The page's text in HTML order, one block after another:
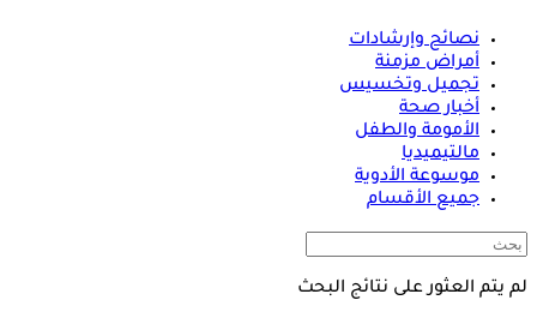
نصائح وإرشادات
أمراض مزمنة
تجميل وتخسيس
أخبار صحة
الأمومة والطفل
مالتيميديا
موسوعة الأدوية
جميع الأقسام
لم يتم العثور على نتائج البحث